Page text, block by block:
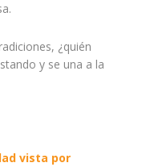
¿quién
y se una a la
vista por